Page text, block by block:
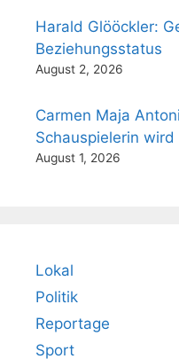
Harald Glööckler:
Beziehungsstatus
August 2, 2026
Carmen Maja
Schauspielerin wird
August 1, 2026
Lokal
Politik
Reportage
Sport